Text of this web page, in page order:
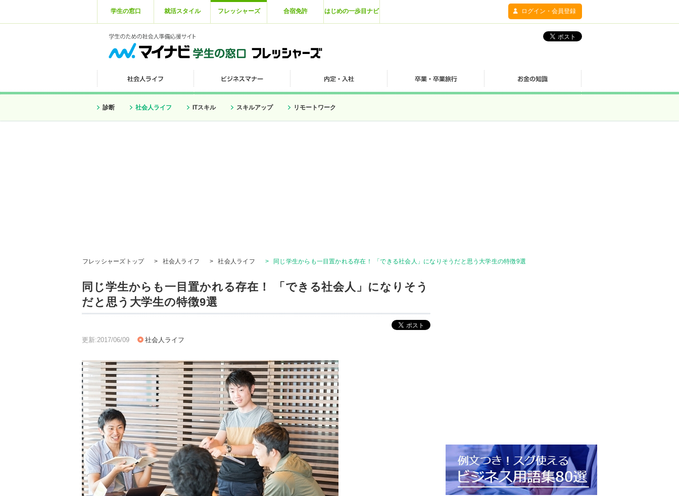
学生の窓口 就活スタイル フレッシャーズ 合宿免許 はじめの一歩目ナビ ログイン・会員登録
診断 社会人ライフ ITスキル スキルアップ リモートワーク
フレッシャーズトップ > 社会人ライフ > 社会人ライフ > 同じ学生からも一目置かれる存在！ 「できる社会人」になりそうだと思う大学生の特徴9選
同じ学生からも一目置かれる存在！ 「できる社会人」になりそう
だと思う大学生の特徴9選
更新:2017/06/09 社会人ライフ